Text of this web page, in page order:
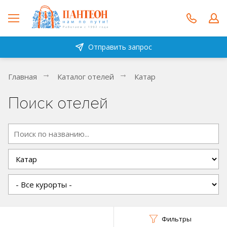
Отправить запрос
Главная Каталог отелей Катар
Поиск отелей
Фильтры